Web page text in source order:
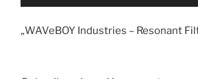
„WAVeBOY Industries – Resonant